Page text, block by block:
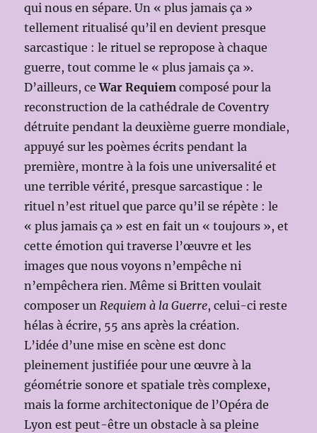
qui nous en sépare. Un « plus jamais ça »
tellement ritualisé qu’il en devient presque
sarcastique : le rituel se repropose à chaque
guerre, tout comme le « plus jamais ça ».
D’ailleurs, ceWar Requiem composé pour la
reconstruction de la cathédrale de Coventry
détruite pendant la deuxième guerre mondiale,
appuyé sur les poèmes écrits pendant la
première, montre à la fois une universalité et
une terrible vérité, presque sarcastique : le
rituel n’est rituel que parce qu’il se répète : le
« plus jamais ça » est en fait un « toujours », et
cette émotion qui traverse l’œuvre et les
images que nous voyons n’empêche ni
n’empêchera rien. Même si Britten voulait
composer unRequiem à la Guerre, celui-ci reste
hélas à écrire, 55 ans après la création.
L’idée d’une mise en scène est donc
pleinement justifiée pour une œuvre à la
géométrie sonore et spatiale très complexe,
mais la forme architectonique de l’Opéra de
Lyon est peut-être un obstacle à sa pleine